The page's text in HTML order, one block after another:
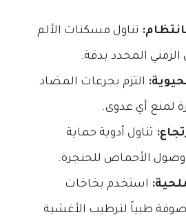
تناول مسكنات الألم
المحدد بدقة.
التزم بجرعات المضاد
لمنع أي عدوى.
تناول أدوية حماية
وصول الأحماض للحنجرة.
استخدم بخاخات
طبياً لترطيب الأغشية